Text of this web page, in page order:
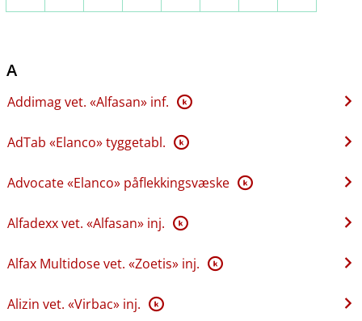
A
Addimag vet. «Alfasan» inf. K
AdTab «Elanco» tyggetabl. K
Advocate «Elanco» påflekkingsvæske K
Alfadexx vet. «Alfasan» inj. K
Alfax Multidose vet. «Zoetis» inj. K
Alizin vet. «Virbac» inj. K